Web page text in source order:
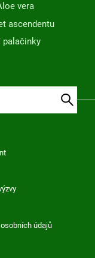
vera
ascendentu
palačinky
údajů